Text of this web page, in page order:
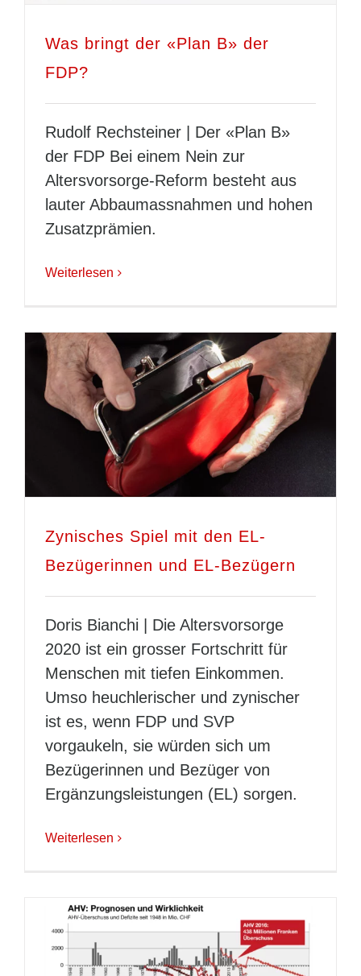
Was bringt der «Plan B» der
FDP?
Rudolf Rechsteiner | Der «Plan B»
der FDP Bei einem Nein zur
Altersvorsorge-Reform besteht aus
lauter Abbaumassnahmen und hohen
Zusatzprämien.
Weiterlesen
Zynisches Spiel mit den EL-
Bezügerinnen und EL-Bezügern
Doris Bianchi | Die Altersvorsorge
2020 ist ein grosser Fortschritt für
Menschen mit tiefen Einkommen.
Umso heuchlerischer und zynischer
ist es, wenn FDP und SVP
vorgaukeln, sie würden sich um
Bezügerinnen und Bezüger von
Ergänzungsleistungen (EL) sorgen.
Weiterlesen